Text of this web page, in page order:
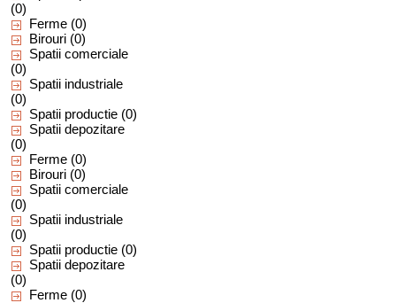
(0)
Ferme (0)
Birouri (0)
Spatii comerciale
(0)
Spatii industriale
(0)
Spatii productie (0)
Spatii depozitare
(0)
Ferme (0)
Birouri (0)
Spatii comerciale
(0)
Spatii industriale
(0)
Spatii productie (0)
Spatii depozitare
(0)
Ferme (0)